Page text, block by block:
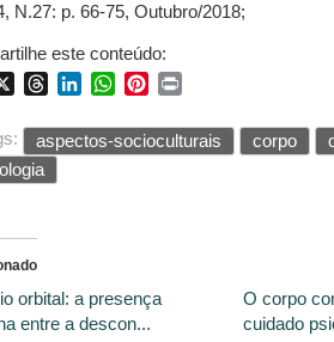
N.27: p. 66-75, Outubro/2018;
este conteúdo:
ThreadsLinkedInWhatsApp
Pinterest
aspectos-socioculturais corpo
orbital: a presença
entre a descon...
O corpo
cuidado